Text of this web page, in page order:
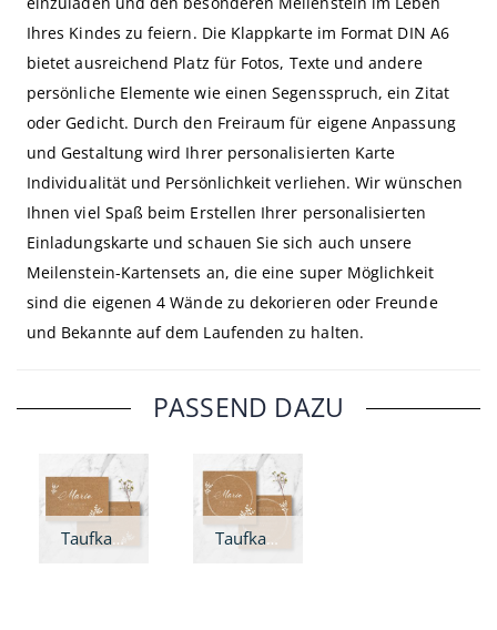
Ihres Kindes zu feiern. Die Klappkarte im Format DIN A6
bietet ausreichend Platz für Fotos, Texte und andere
persönliche Elemente wie einen Segensspruch, ein Zitat
oder Gedicht. Durch den Freiraum für eigene Anpassung
und Gestaltung wird Ihrer personalisierten Karte
Individualität und Persönlichkeit verliehen. Wir wünschen
Ihnen viel Spaß beim Erstellen Ihrer personalisierten
Einladungskarte und schauen Sie sich auch unsere
Meilenstein-Kartensets an, die eine super Möglichkeit
sind die eigenen 4 Wände zu dekorieren oder Freunde
und Bekannte auf dem Laufenden zu halten.
PASSEND DAZU
Taufkarte Harmonie - A6 Taufkarte Harmonie - quadratisch